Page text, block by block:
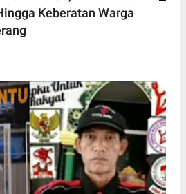
Keberatan Warga